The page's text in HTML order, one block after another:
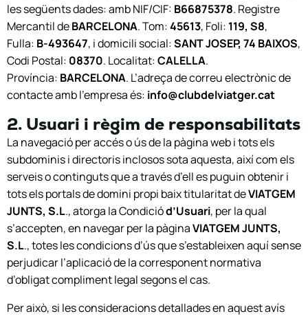
les següents dades: amb NIF/CIF: B66875378. Registre
Mercantil deBARCELONA. Tom:45613, Foli: 119, S8,
Fulla: B-493647, i domicili social:SANT JOSEP, 74 BAIXOS,
Codi Postal: 08370. Localitat:CALELLA.
Província: BARCELONA. L’adreça de correu electrònic de
contacte amb l’empresa és: info@clubdelviatger.cat
2. Usuari i règim de responsabilitats
La navegació per accés o ús de la pàgina web i tots els
subdominis i directoris inclosos sota aquesta, així com els
serveis o continguts que a través d’ell es puguin obtenir i
tots els portals de domini propi baix titularitat deVIATGEM
JUNTS, S.L., atorga la Condiciód’Usuari, per la qual
s’accepten, en navegar per la pàginaVIATGEM JUNTS,
S.L., totes les condicions d’ús que s’estableixen aquí sense
perjudicar l’aplicació de la corresponent normativa
d’obligat compliment legal segons el cas.
Per això, si les consideracions detallades en aquest avís